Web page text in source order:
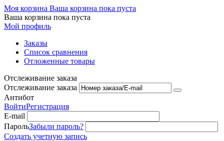
Моя корзина Ваша корзина пока пуста
Ваша корзина пока пуста
Мой профиль
Заказы
Список сравнения
Отложенные товары
Отслеживание заказа
Отслеживание заказа
Антибот
ВойтиРегистрация
E-mail
ПарольЗабыли пароль?
Создать учетную запись